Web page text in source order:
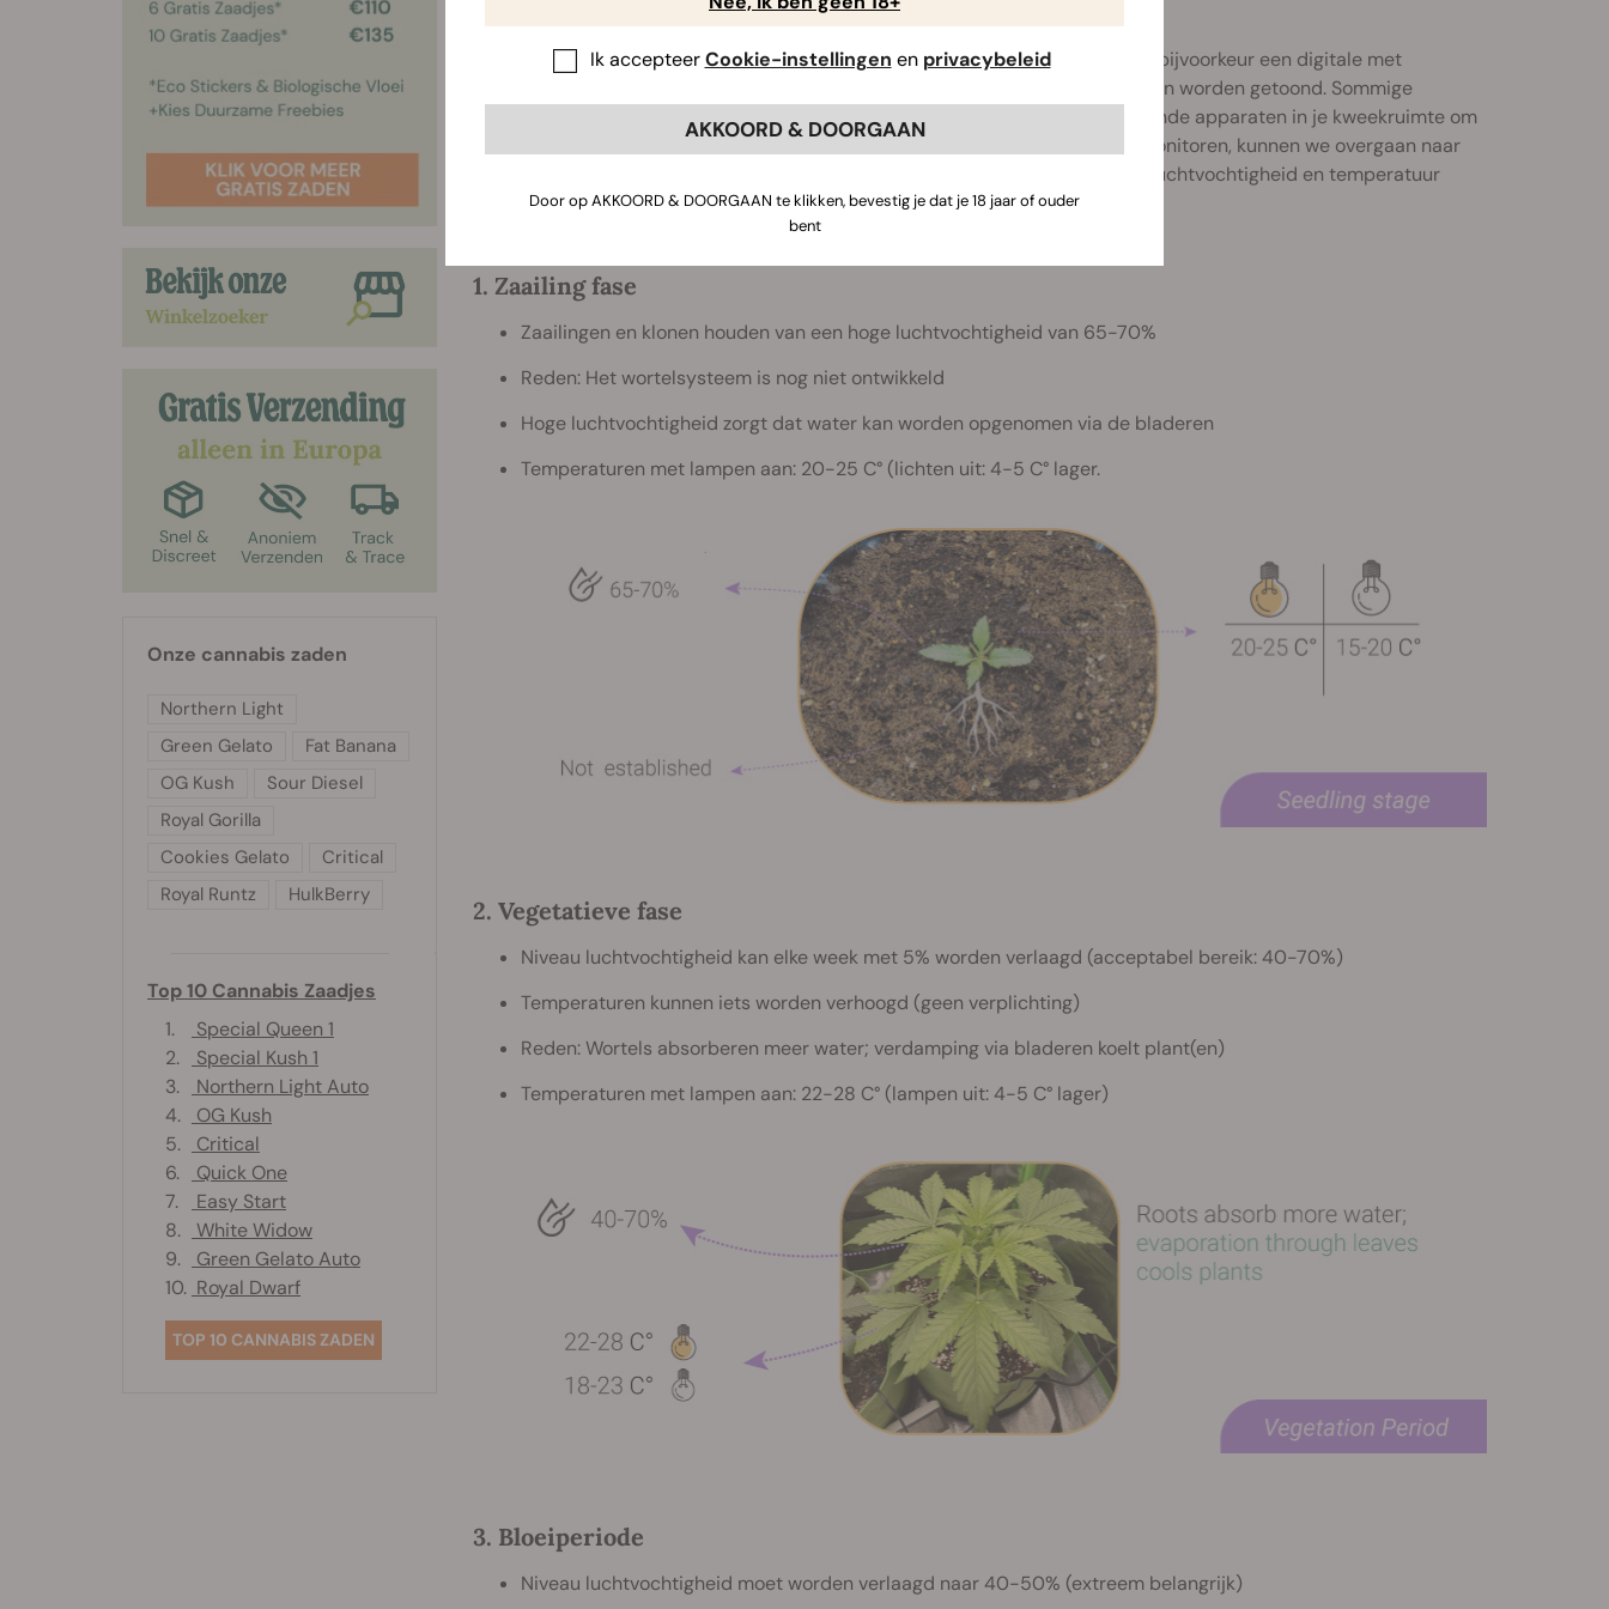
binnen een bepaald bereik en graag zo constant mogelijk.
Het eerste wat je moet doen, is een hygrometer en thermometer aanschaffen, bijvoorkeur een digitale met
geheugenfunctie, waarin ook de maximale en minimale waardes uit het verleden worden getoond. Sommige
hygrometers zijn niet het meest accuraat, dus doe geen moeite met verschillende apparaten in je kweekruimte om
waardes te vergelijken. Nu we in staat zijn de omstandigheden zorgvuldig te monitoren, kunnen we overgaan naar
de essentie van luchtvochtigheid en temperatuurcontrole; de daadwerkelijke luchtvochtigheid en temperatuur
waar we op doelen.
1. Zaailing fase
Zaailingen en klonen houden van een hoge luchtvochtigheid van 65-70%
Reden: Het wortelsysteem is nog niet ontwikkeld
Hoge luchtvochtigheid zorgt dat water kan worden opgenomen via de bladeren
Temperaturen met lampen aan: 20-25 C° (lichten uit: 4-5 C° lager.
2. Vegetatieve fase
Niveau luchtvochtigheid kan elke week met 5% worden verlaagd (acceptabel bereik: 40-70%)
Temperaturen kunnen iets worden verhoogd (geen verplichting)
Reden: Wortels absorberen meer water; verdamping via bladeren koelt plant(en)
Temperaturen met lampen aan: 22-28 C° (lampen uit: 4-5 C° lager)
3. Bloeiperiode
Niveau luchtvochtigheid moet worden verlaagd naar 40-50% (extreem belangrijk)
Onze cannabis zaden
Northern Light
Green Gelato
Fat Banana
OG Kush
Sour Diesel
Royal Gorilla
Cookies Gelato
Critical
Royal Runtz
HulkBerry
Top 10 Cannabis Zaadjes
1.
Special Queen 1
2.
Special Kush 1
3.
Northern Light Auto
4.
OG Kush
5.
Critical
6.
Quick One
7.
Easy Start
8.
White Widow
9.
Green Gelato Auto
10. Royal Dwarf
TOP 10 CANNABIS ZADEN
Ik accepteerCookie-instellingen en privacybeleid
AKKOORD & DOORGAAN
Door op AKKOORD & DOORGAAN te klikken, bevestig je dat je 18 jaar of ouder
bent